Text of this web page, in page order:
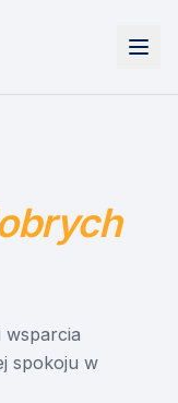
spokoju w